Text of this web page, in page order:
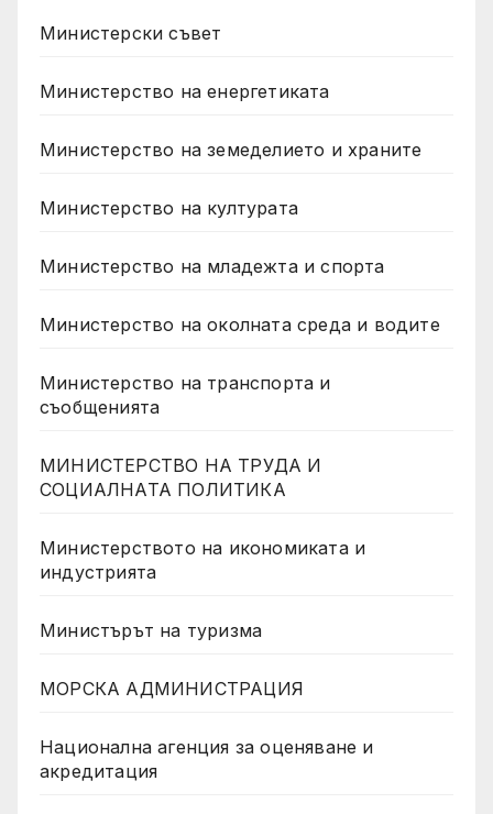
Министерски съвет
Министерство на енергетиката
Министерство на земеделието и храните
Министерство на културата
Министерство на младежта и спорта
Министерство на околната среда и водите
Министерство на транспорта и
съобщенията
МИНИСТЕРСТВО НА ТРУДА И
СОЦИАЛНАТА ПОЛИТИКА
Министерството на икономиката и
индустрията
Министърът на туризма
МОРСКА АДМИНИСТРАЦИЯ
Национална агенция за оценяване и
акредитация